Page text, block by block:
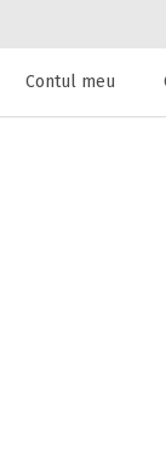
cazare la
Contul meu